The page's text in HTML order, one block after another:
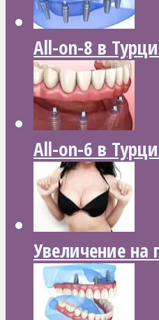
All-on-8 в
All-on-6 в
Увеличение на